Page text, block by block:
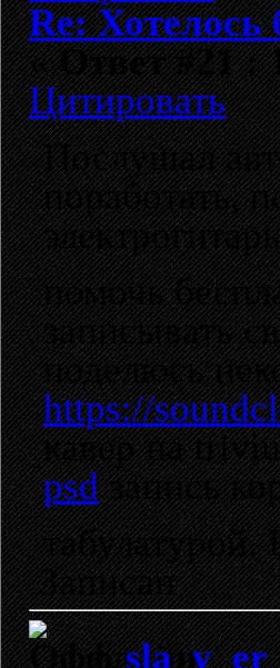
Re:
«Ответ #21 :
Цитировать
Послушал
поработать,
помочь
записывать
поделюсь
https://
кавер на
psdзапись
Записан
sla_y_er